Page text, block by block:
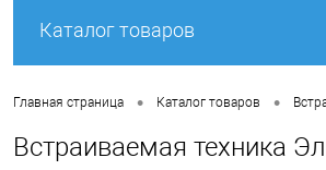
Каталог товаров
Главная страница • Каталог товаров •
Встраиваемая техника